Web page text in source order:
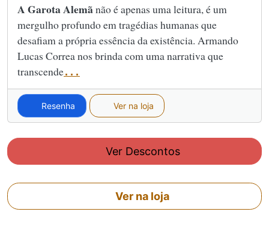
A Garota Alemãnão é apenas uma leitura, é um
mergulho profundo em tragédias humanas que
desafiam a própria essência da existência. Armando
Lucas Correa nos brinda com uma narrativa que
transcende...
Resenha Ver na loja
Ver Descontos
Ver na loja